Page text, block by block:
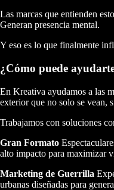
Las marcas que entienden
Generan presencia mental.
Y eso es lo que finalmente
¿Cómo puede
En Kreativa ayudamos a las
exterior que no solo se vean,
Trabajamos con soluciones
Gran Formato
alto impacto para maximizar
Marketing de Guerrilla
urbanas diseñadas para